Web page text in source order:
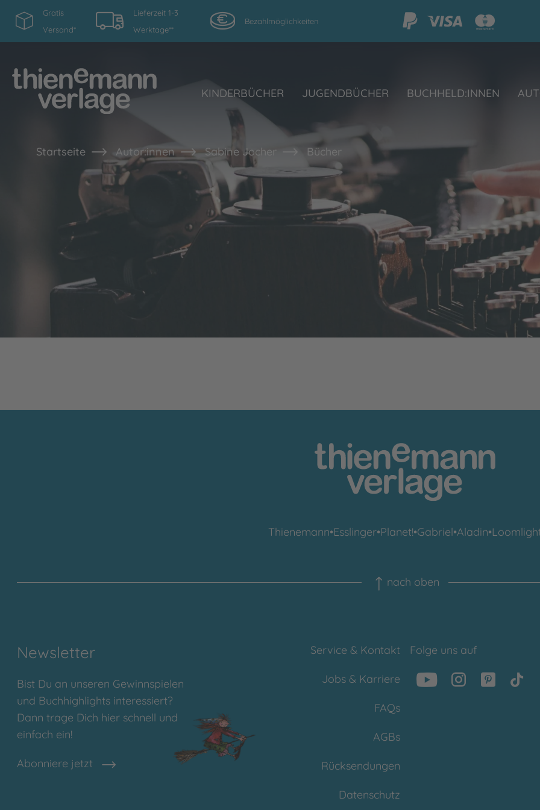
Gratis
Versand*
Lieferzeit 1-3
Werktage**
Bezahlmöglichkeiten
KINDERBÜCHER JUGENDBÜCHER BUCHHELD:INNEN
Startseite Autor:innen Sabine Jocher Bücher
Thienemann•Esslinger•Planet!•Gabriel•Aladin•
nach oben
Newsletter
Bist Du an unseren Gewinnspielen
und Buchhighlights interessiert?
Dann trage Dich hier schnell und
einfach ein!
Abonniere jetzt
Service & Kontakt
Jobs & Karriere
FAQs
AGBs
Rücksendungen
Datenschutz
Folge uns auf